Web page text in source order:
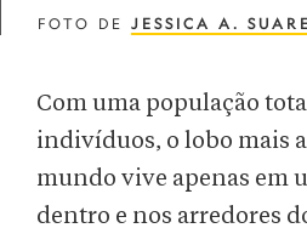
FOTO DE JESSICA A.
Com uma população
indivíduos, o lobo mais
mundo vive apenas em
dentro e nos arredores